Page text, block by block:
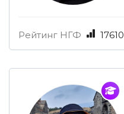
Рейтинг НГФ 17610